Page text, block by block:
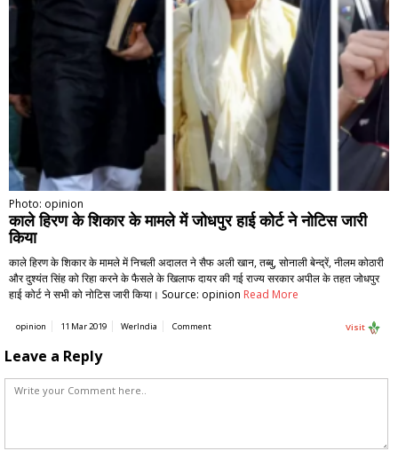
Photo: opinion
काले हिरण के शिकार के मामले में जोधपुर हाई कोर्ट ने नोटिस जारी
किया
काले हिरण के शिकार के मामले में निचली अदालत ने सैफ अली खान, तब्बु, सोनाली बेन्द्रें, नीलम कोठारी
और दुश्यंत सिंह को रिहा करने के फैसले के खिलाफ दायर की गई राज्य सरकार अपील के तहत जोधपुर
हाई कोर्ट ने सभी को नोटिस जारी किया। Source: opinion Read More
opinion 11 Mar 2019 WerIndia Comment Visit
Leave a Reply